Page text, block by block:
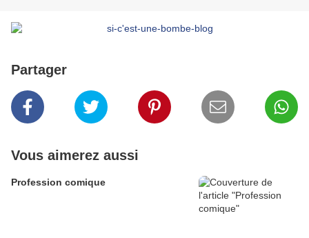
Partager
Vous aimerez aussi
Profession comique